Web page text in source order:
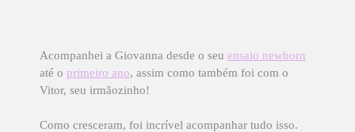
Acompanhei a Giovanna desde o seu ensaio newborn
até o primeiro ano, assim como também foi com o
Vitor, seu irmãozinho!
Como cresceram, foi incrível acompanhar tudo isso.